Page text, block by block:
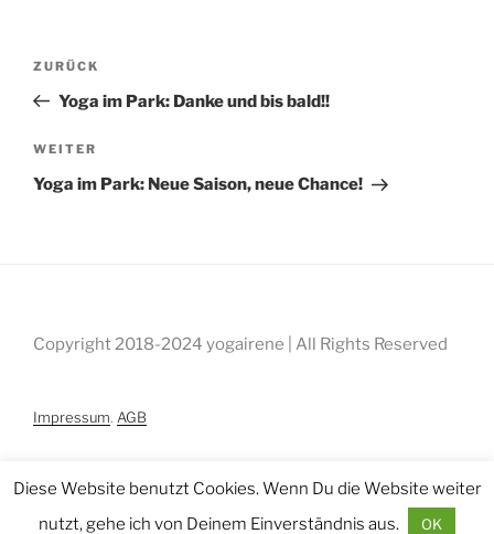
Beitragsnavigation
Vorheriger
Beitrag
ZURÜCK
Yoga im Park: Danke und bis bald!!
Nächster
Beitrag
WEITER
Yoga im Park: Neue Saison, neue Chance!
Copyright 2018-2024 yogairene | All Rights Reserved
Impressum. AGB
Diese Website benutzt Cookies. Wenn Du die Website weiter
nutzt, gehe ich von Deinem Einverständnis aus.
OK